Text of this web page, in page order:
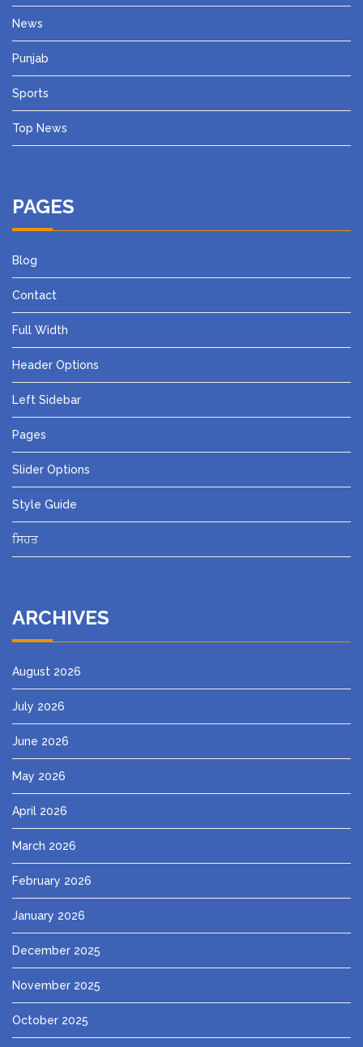
News
Punjab
Sports
Top News
PAGES
Blog
Contact
Full Width
Header Options
Left Sidebar
Pages
Slider Options
Style Guide
ਸਿਹਤ
ARCHIVES
August 2026
July 2026
June 2026
May 2026
April 2026
March 2026
February 2026
January 2026
December 2025
November 2025
October 2025